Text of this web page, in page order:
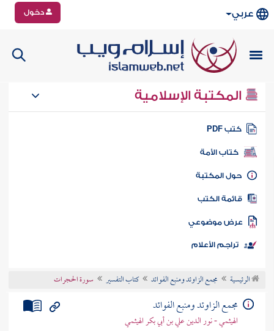
عربي دخول
المكتبة الإسلامية
كتب PDF
كتاب الأمة
المكتبة
الكتب
موضوعي
تراجم الأعلام
الرئيسية مجمع الزاوئد ومنبع الفوائد كتاب التفسير سورة الحجرات
مجمع الزاوئد ومنبع الفوائد
الهيثمي - نور الدين علي بن أبي بكر الهيثمي